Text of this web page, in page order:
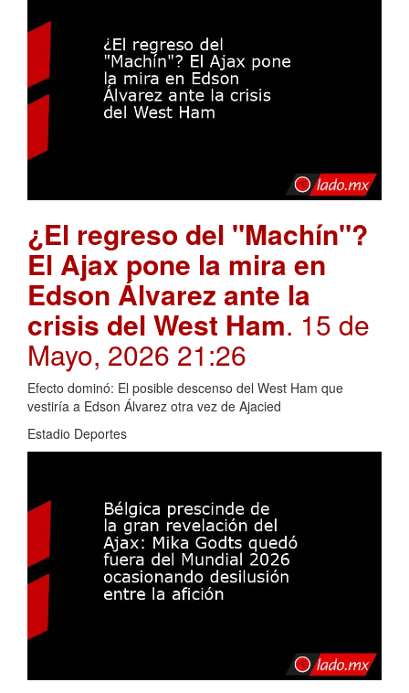
¿El regreso del "Machín"?
El Ajax pone la mira en
Edson Álvarez ante la
crisis del West Ham. 15 de
Mayo, 2026 21:26
Efecto dominó: El posible descenso del West Ham que
vestiría a Edson Álvarez otra vez de Ajacied
Estadio Deportes